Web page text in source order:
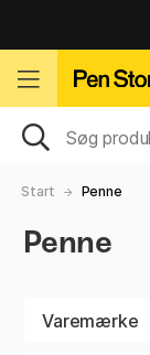
Start Penne
Penne
Varemærke